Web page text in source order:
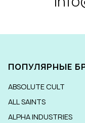
ПОПУЛЯРНЫЕ
ABSOLUTE CULT
ALL SAINTS
ALPHA INDUSTRIES